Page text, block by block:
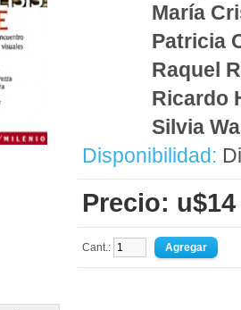
María
Patricia
Raquel
Ricardo
Silvia
Disponibilidad:
Precio: u$14
Cant.: